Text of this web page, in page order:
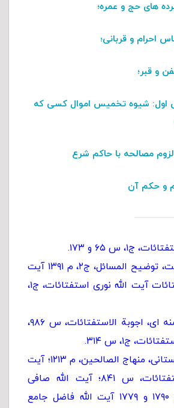
های حج و عمره؛
احرام و قربانی؛
و قبر؛
: شیوه تخمیس اموال کسی که
لزوم مصالحه با حاکم شرع
و حکم آن
ج۱، س ۶۵ و ۱۷۳.
. آیت الله بهجت، توضیح المسائل، ج۲، م ۱۳۹۱ آیت
الله زنجانی استفتائات آیت الله نوری استفتائات، ج۱،
. آیت الله خامنه ای، اجوبة الاستفتائات، س ۹۸۶،
ج۱، س ۳۱۴.
. آیت الله سیستانی، منهاج الصالحین، م ۱۲۱۳؛ آیت
الله تبریزی، استفتائات، س ۸۴۱؛ آیت الله صافی
توضیح المسائل، ۱۷۹۰ و ۱۷۷۹ آیت الله فاضل جامع